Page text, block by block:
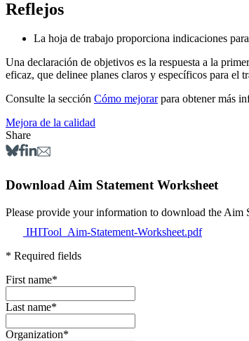
Reflejos
La hoja de trabajo proporciona indicaciones
Una declaración de objetivos es la respuesta a la
eficaz, que delinee planes claros y específicos para
Consulte la sección Cómo mejorarpara obtener más
Mejora de la calidad
Share
Download Aim Statement Worksheet
Please provide your
IHITool_Aim-Statement-Worksheet.pdf
* Required fields
First name*
Last name*
Organization*